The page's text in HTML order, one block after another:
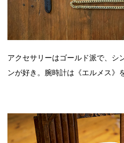
アクセサリーはゴールド派で、シ
ンが好き。腕時計は《エルメス》